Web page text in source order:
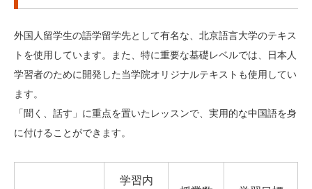
外国人留学生の語学留学先として有名な、北京語言大学のテキス
トを使用しています。また、特に重要な基礎レベルでは、日本人
学習者のために開発した当学院オリジナルテキストも使用してい
ます。
「聞く、話す」に重点を置いたレッスンで、実用的な中国語を身
に付けることができます。
学習内